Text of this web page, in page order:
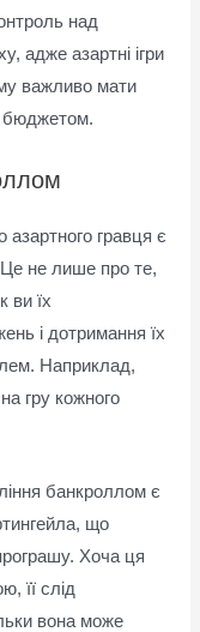
над
адже азартні ігри
важливо мати
бюджетом.
азартного гравця є
не лише про те,
ви їх
і дотримання їх
Наприклад,
гру кожного
банкроллом є
що
Хоча ця
її слід
вона може